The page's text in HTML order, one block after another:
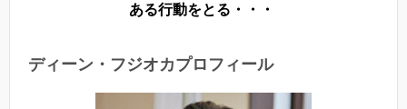
ある行動をとる・・・
ディーン・フジオカプロフィール